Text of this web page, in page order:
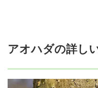
アオハダの詳し